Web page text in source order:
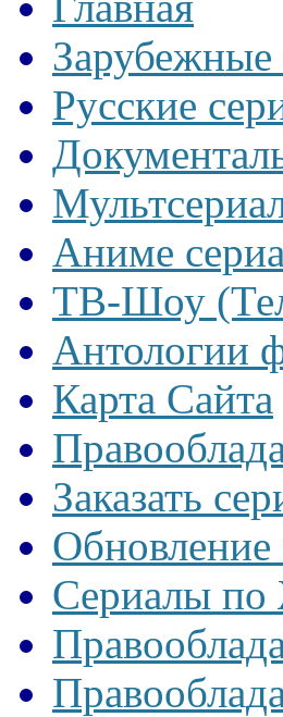
Зарубежные
Русские
Аниме
ТВ-Шоу
Антологии
Карта Сайта
Заказать
Обновление
Сериалы